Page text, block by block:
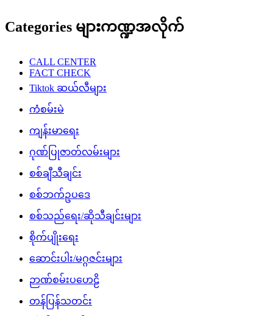
Categories များကဏ္ဍအလိုက်
CALL CENTER
FACT CHECK
Tiktok ဆယ်လီများ
ကံစမ်းမဲ
ကျန်းမာရေး
ဂုဏ်ပြုဇာတ်လမ်းများ
စစ်ချီသီချင်း
စစ်ဘက်ဥပဒေ
စစ်သည်ရေး/ဆိုသီချင်းများ
စိုက်ပျိုးရေး
ဆောင်းပါး/မဂ္ဂဇင်းများ
ဉာဏ်စမ်းပဟေဠိ
တန်ပြန်သတင်း